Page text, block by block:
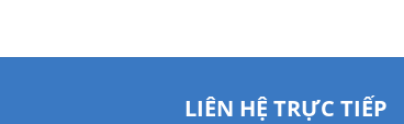
LIÊN HỆ TRỰC TIẾP